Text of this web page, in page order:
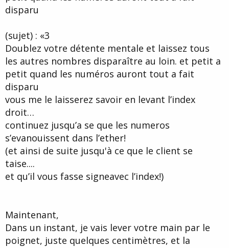
disparu
(sujet) : «3
Doublez votre détente mentale et laissez tous
les autres nombres disparaître au loin. et petit a
petit quand les numéros auront tout a fait
disparu
vous me le laisserez savoir en levant l’index
droit…
continuez jusqu’a se que les numeros
s’evanouissent dans l’ether!
(et ainsi de suite jusqu'à ce que le client se
taise....
et qu’il vous fasse signeavec l’index!)
Maintenant,
Dans un instant, je vais lever votre main par le
poignet, juste quelques centimètres, et la